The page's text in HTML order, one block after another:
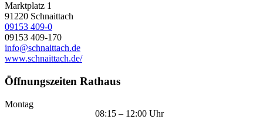
Marktplatz 1
91220 Schnaittach
09153 409-0
09153 409-170
info@schnaittach.de
www.schnaittach.de/
Öffnungszeiten Rathaus
Montag
08:15 – 12:00 Uhr